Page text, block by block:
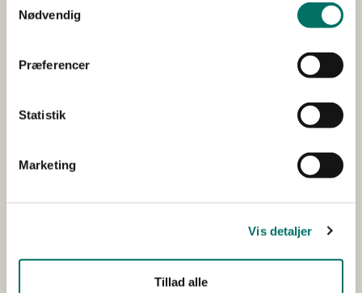
Nødvendig
Præferencer
Statistik
Marketing
Vis detaljer
Tillad alle
Slutrapport (pdf)
DKK 2.000.000,00
DKK 1.299.995,00